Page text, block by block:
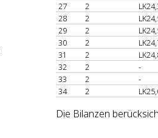
27
2
28
2
29
2
30
2
31
2
32
2
-
33
2
-
34
2
Die Bilanzen